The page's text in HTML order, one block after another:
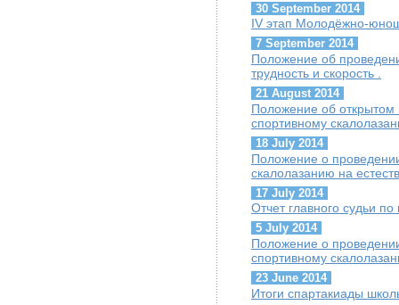
30 September 2014
IV этап Молодёжно-
7 September 2014
Положение об
трудность и скорость .
21 August 2014
Положение об
спортивному
18 July 2014
Положение о
скалолазанию на
17 July 2014
Отчет главного судьи
5 July 2014
Положение о
спортивному
23 June 2014
Итоги спартакиады